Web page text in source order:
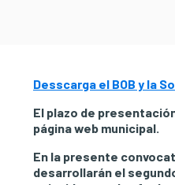
Desscarga el BOB y la
El plazo de
página web municipal.
En la presente
desarrollarán el